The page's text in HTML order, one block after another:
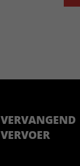
VERVANGEND
VERVOER